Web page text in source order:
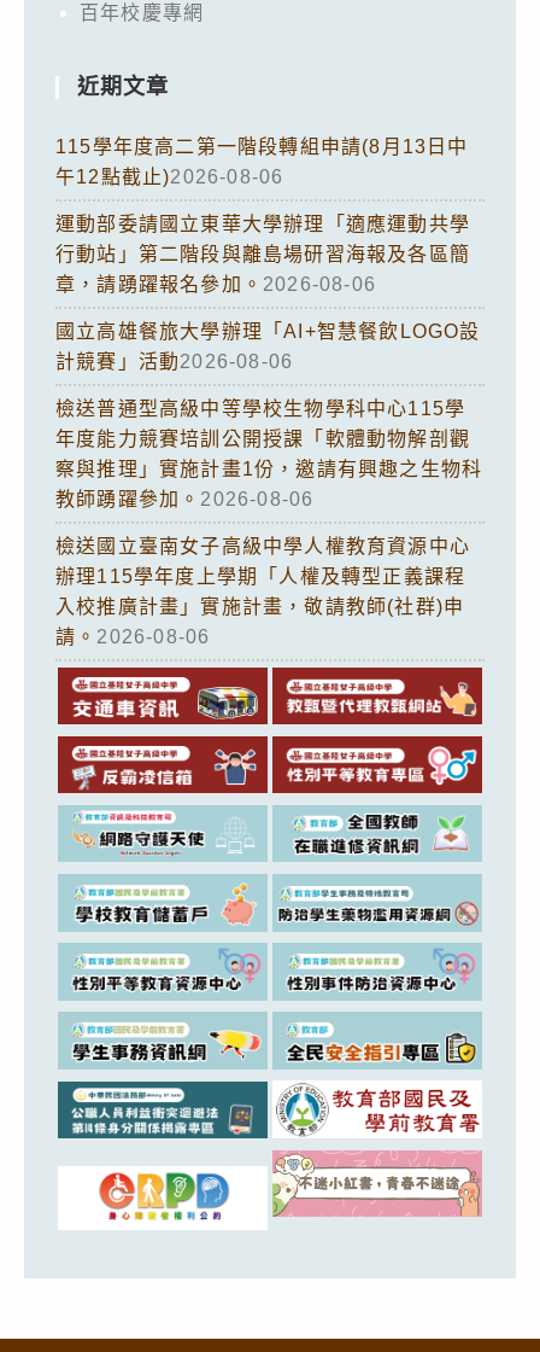
百年校慶專網
近期文章
115學年度高二第一階段轉組申請(8月13日中
午12點截止)2026-08-06
運動部委請國立東華大學辦理「適應運動共學
行動站」第二階段與離島場研習海報及各區簡
章，請踴躍報名參加。 2026-08-06
國立高雄餐旅大學辦理「AI+智慧餐飲LOGO設
計競賽」活動2026-08-06
檢送普通型高級中等學校生物學科中心115學
年度能力競賽培訓公開授課「軟體動物解剖觀
察與推理」實施計畫1份，邀請有興趣之生物科
教師踴躍參加。 2026-08-06
檢送國立臺南女子高級中學人權教育資源中心
辦理115學年度上學期「人權及轉型正義課程
入校推廣計畫」實施計畫，敬請教師(社群)申
請。 2026-08-06